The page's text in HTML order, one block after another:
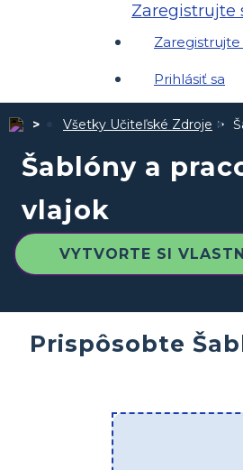
Zaregistrujte
Zaregistrujte
Prihlásiť sa
Všetky Učiteľské Zdroje
Šablóny a
vlajok
VYTVORTE SI
Prispôsobte